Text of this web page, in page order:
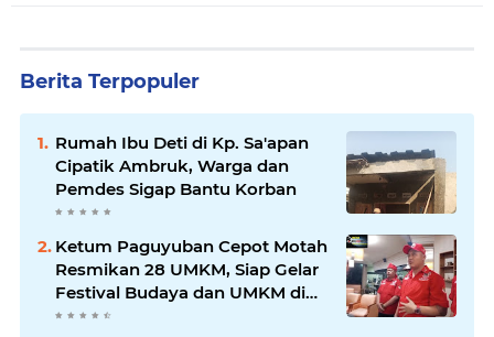
Berita Terpopuler
Rumah Ibu Deti di Kp. Sa'apan
Cipatik Ambruk, Warga dan
Pemdes Sigap Bantu Korban
Ketum Paguyuban Cepot Motah
Resmikan 28 UMKM, Siap Gelar
Festival Budaya dan UMKM di
Jalan Braga